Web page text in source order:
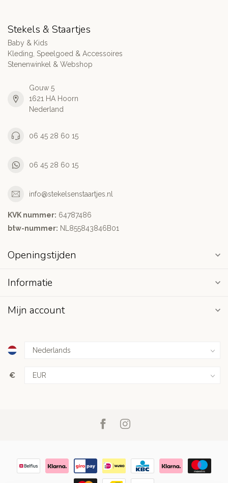
Stekels & Staartjes
Baby & Kids
Kleding, Speelgoed & Accessoires
Stenenwinkel & Webshop
Gouw 5
1621 HA Hoorn
Nederland
06 45 28 60 15
06 45 28 60 15
info@stekelsenstaartjes.nl
KVK nummer: 64787486
btw-nummer: NL855843846B01
Openingstijden
Informatie
Mijn account
€